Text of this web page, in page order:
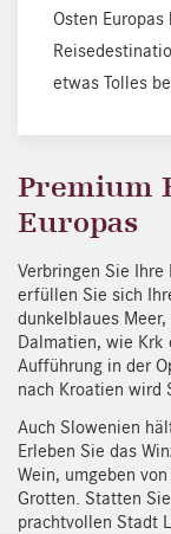
Osten
etwas Tolles
Premium
Europas
Verbringen Sie
erfüllen Sie sich
dunkelblaues
Dalmatien, wie Krk
Aufführung in der
nach Kroatien wird
Auch Slowenien
Erleben Sie das
Wein, umgeben
Grotten. Statten
prachtvollen Stadt